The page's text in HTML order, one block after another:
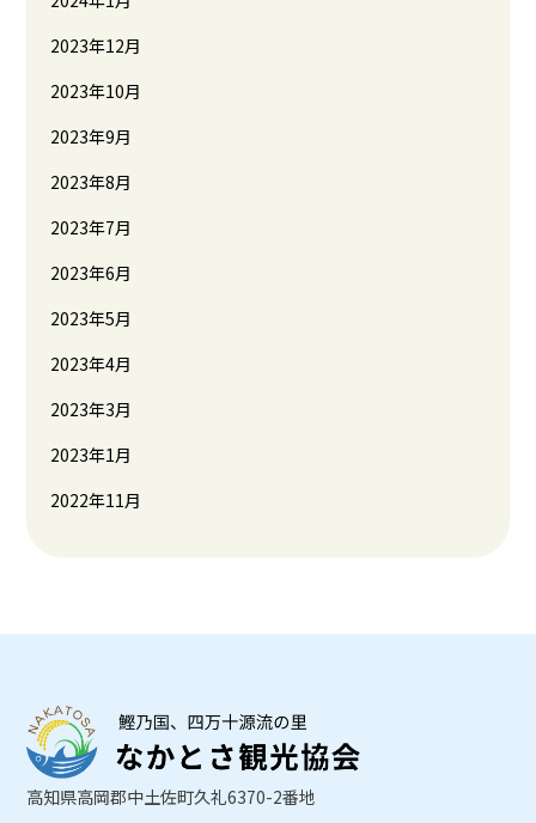
2023年12月
2023年10月
2023年9月
2023年8月
2023年7月
2023年6月
2023年5月
2023年4月
2023年3月
2023年1月
2022年11月
高知県高岡郡中土佐町久礼6370-2番地